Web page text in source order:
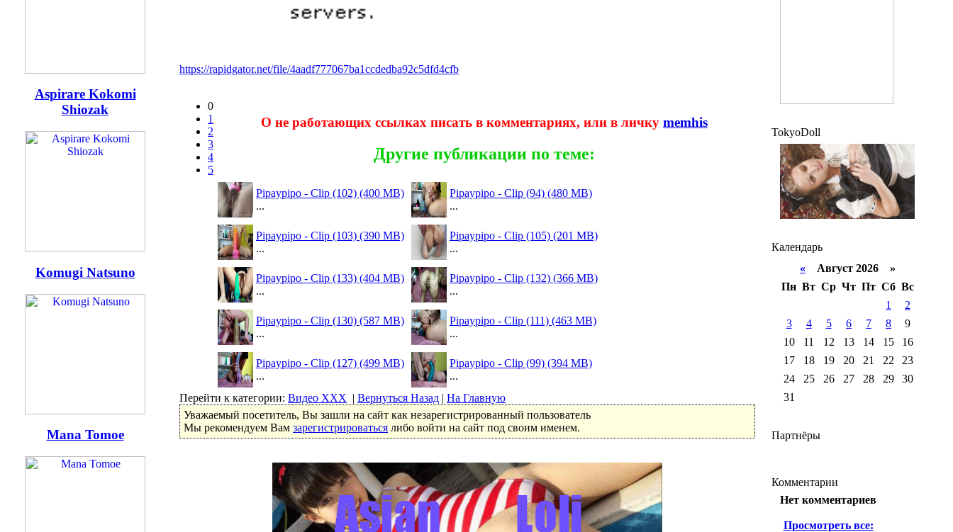
Aspirare Kokomi
Shiozak
Komugi Natsuno
Mana Tomoe
https://rapidgator.net/file/4aadf777067ba1ccdedba92c5dfd4cfb
0
1
2
3
4
5
О не работающих ссылках писать в комментариях, или в личку memhis
Другие публикации по теме:
Pipaypipo - Clip (102) (400 MB)
...
Pipaypipo - Clip (94) (480 MB)
...
Pipaypipo - Clip (103) (390 MB)
...
Pipaypipo - Clip (105) (201 MB)
...
Pipaypipo - Clip (133) (404 MB)
...
Pipaypipo - Clip (132) (366 MB)
...
Pipaypipo - Clip (130) (587 MB)
...
Pipaypipo - Clip (111) (463 MB)
...
Pipaypipo - Clip (127) (499 MB)
...
Pipaypipo - Clip (99) (394 MB)
...
Перейти к категории: Видео ХХХ | Вернуться Назад | На Главную
Уважаемый посетитель, Вы зашли на сайт как незарегистрированный пользователь
Мы рекомендуем Вам зарегистрироваться либо войти на сайт под своим именем.
TokyoDoll
Календарь
« Август 2026 »
Пн Вт Ср Чт Пт Сб Вс
1
2
3
4 5 6 7 8
9
10
11 12 13 14 15
16
17
18 19 20 21 22
23
24
25 26 27 28 29
30
31
Партнёры
Комментарии
Нет комментариев
Просмотреть все: